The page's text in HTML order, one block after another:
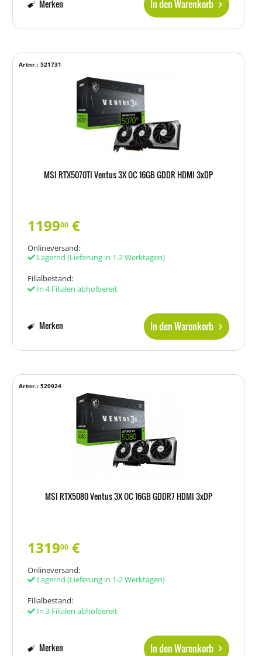
In den Warenkorb
Merken
MSI RTX5070TI Ventus 3X OC 16GB GDDR HDMI 3xDP
Artnr.: 521731
119900 €
Onlineversand:
Lagernd (Lieferung in 1-2 Werktagen)
Filialbestand:
In 4 Filialen abholbereit
In den Warenkorb
Merken
MSI RTX5080 Ventus 3X OC 16GB GDDR7 HDMI 3xDP
Artnr.: 520924
131900 €
Onlineversand:
Lagernd (Lieferung in 1-2 Werktagen)
Filialbestand:
In 3 Filialen abholbereit
In den Warenkorb
Merken